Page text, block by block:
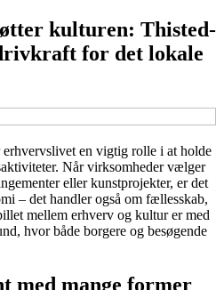
kulturen: Thisted-
for det lokale
en vigtig rolle i at holde
Når virksomheder vælger
eller kunstprojekter, er det
– det handler også om fællesskab,
mellem erhverv og kultur er med
hvor både borgere og besøgende
med mange former